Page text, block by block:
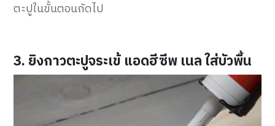
ตะปูในขั้นตอนถัดไป
3. ยิงกาวตะปูจระเข้ แอดฮีซีพ เนล ใส่บัวพื้น